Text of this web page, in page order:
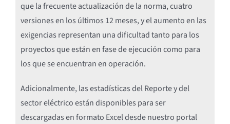
que la frecuente actualización de la norma, cuatro
versiones en los últimos 12 meses, y el aumento en las
exigencias representan una dificultad tanto para los
proyectos que están en fase de ejecución como para
los que se encuentran en operación.
Adicionalmente, las estadísticas del Reporte y del
sector eléctrico están disponibles para ser
descargadas en formato Excel desde nuestro portal